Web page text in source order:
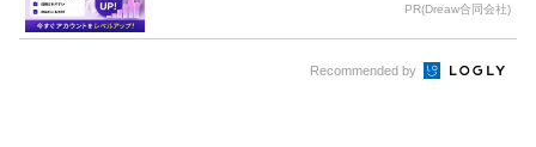
PR(Dreaw合同会社)
Recommended by